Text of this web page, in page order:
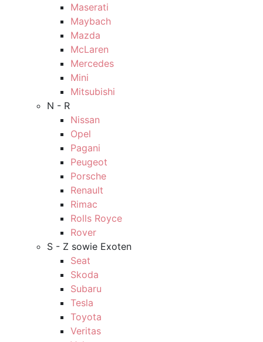
Maserati
Maybach
Mazda
McLaren
Mercedes
Mini
Mitsubishi
N - R
Nissan
Opel
Pagani
Peugeot
Porsche
Renault
Rimac
Rolls Royce
Rover
S - Z sowie Exoten
Seat
Skoda
Subaru
Tesla
Toyota
Veritas